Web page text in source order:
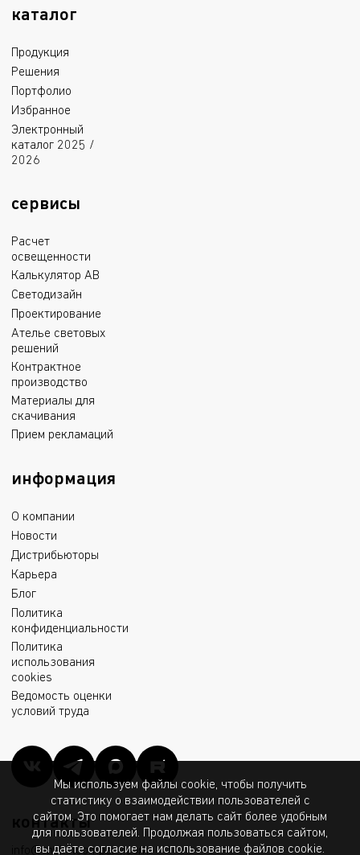
каталог
Продукция
Решения
Портфолио
Избранное
Электронный
каталог 2025 /
2026
сервисы
Расчет
освещенности
Калькулятор АВ
Светодизайн
Проектирование
Ателье световых
решений
Контрактное
производство
Материалы для
скачивания
Прием рекламаций
информация
О компании
Новости
Дистрибьюторы
Карьера
Блог
Политика
конфиденциальности
Политика
использования
cookies
Ведомость оценки
условий труда
контакты
info@msk.ltcompany.com
Мы используем файлы cookie, чтобы получить
статистику о взаимодействии пользователей с
сайтом. Это помогает нам делать сайт более удобным
для пользователей. Продолжая пользоваться сайтом,
вы даёте согласие на использование файлов cookie.